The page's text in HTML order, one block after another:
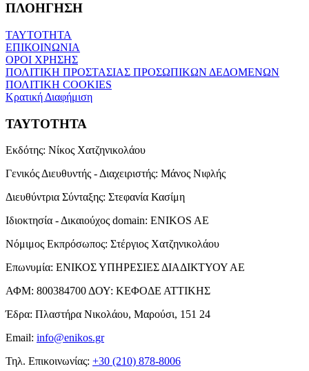
ΠΛΟΗΓΗΣΗ
ΤΑΥΤΟΤΗΤΑ
ΕΠΙΚΟΙΝΩΝΙΑ
ΟΡΟΙ ΧΡΗΣΗΣ
ΠΟΛΙΤΙΚΗ ΠΡΟΣΤΑΣΙΑΣ ΠΡΟΣΩΠΙΚΩΝ ΔΕΔΟΜΕΝΩΝ
ΠΟΛΙΤΙΚΗ COOKIES
Κρατική Διαφήμιση
ΤΑΥΤΟΤΗΤΑ
Εκδότης: Νίκος Χατζηνικολάου
Γενικός Διευθυντής - Διαχειριστής: Μάνος Νιφλής
Διευθύντρια Σύνταξης: Στεφανία Κασίμη
Ιδιοκτησία - Δικαιούχος domain: ENIKOS AE
Νόμιμος Εκπρόσωπος: Στέργιος Χατζηνικολάου
Επωνυμία: ΕΝΙΚΟΣ ΥΠΗΡΕΣΙΕΣ ΔΙΑΔΙΚΤΥΟΥ ΑΕ
ΑΦΜ: 800384700 ΔΟΥ: ΚΕΦΟΔΕ ΑΤΤΙΚΗΣ
Έδρα: Πλαστήρα Νικολάου, Μαρούσι, 151 24
Email: info@enikos.gr
Τηλ. Επικοινωνίας: +30 (210) 878-8006